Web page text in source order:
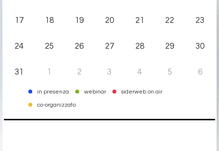
17 18 19 20 21 22 23
24 25 26 27 28 29 30
31 1 2 3 4 5 6
in presenza webinar siderweb on air
co-organizzato